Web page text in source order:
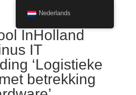
InHolland
IT
‘Logistieke
betrekking
Nederlands